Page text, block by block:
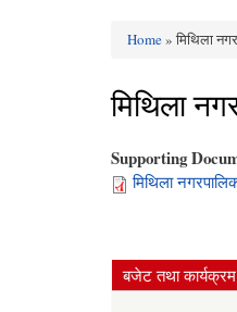
Home» मिथिला
मिथिला
Supporting
मिथिला
बजेट तथा कार्यक्रम